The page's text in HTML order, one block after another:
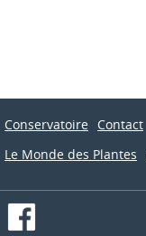
Conservatoire Contact
Le Monde des Plantes